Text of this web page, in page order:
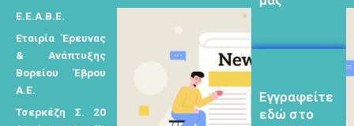
τ
η
σ
ι
Ε.Ε.Α.Β.Ε.
Εταιρία Έρευνας
& Ανάπτυξης
Βορείου Έβρου
Α.Ε.
Τσερκέζη Σ. 20
εδώ στο
μητρώο